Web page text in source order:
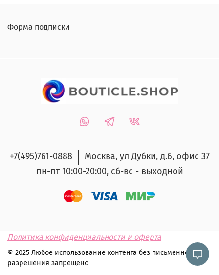
Форма подписки
+7(495)761-0888
Москва, ул Дубки, д.6, офис 37
пн-пт 10:00-20:00, сб-вс - выходной
Политика конфиденциальности и оферта
© 2025 Любое использование контента без письменного
разрешения запрещено